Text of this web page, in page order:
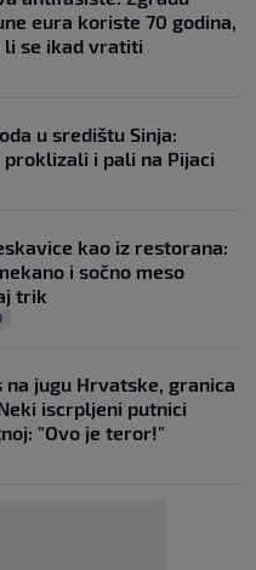
eura koriste 70 godina,
li se ikad vratiti
u središtu Sinja:
i pali na Pijaci
kao iz restorana:
i sočno meso
trik
na jugu Hrvatske, granica
iscrpljeni putnici
"Ovo je teror!"